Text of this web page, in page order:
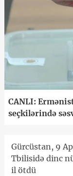
CANLI:
seçkilərində
Gürcüstan, 9
Tbilisidə dinc
il ötdü